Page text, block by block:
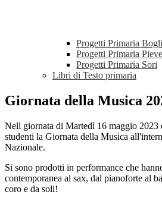
Progetti Primaria
Progetti Primaria
Progetti Primaria Sori
Libri di Testo primaria
Giornata della Musica
Nell giornata di Martedì 16 maggio 2023
studenti la Giornata della Musica
Nazionale.
Si sono prodotti in performance che
contemporanea al sax, dal pianoforte al
coro e da soli!